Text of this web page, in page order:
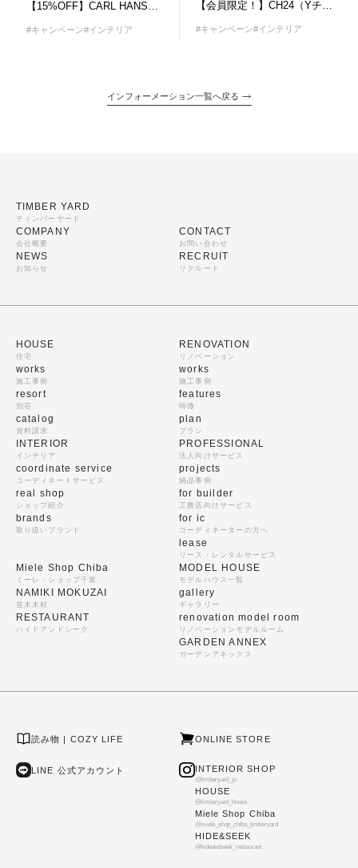
#キャンペーン#インテリア #キャンペーン#インテリア
インフォーメーション一覧へ戻る
TIMBER YARD
ティンバーヤード
COMPANY
会社概要
NEWS
お知らせ
CONTACT
お問い合わせ
RECRUIT
リクルート
HOUSE
住宅
works
施工事例
resort
別荘
catalog
資料請求
RENOVATION
リノベーション
works
施工事例
features
特徴
plan
プラン
INTERIOR
インテリア
coordinate service
コーディネートサービス
real shop
ショップ紹介
brands
取り扱いブランド
PROFESSIONAL
法人向けサービス
projects
納品事例
for builder
工務店向けサービス
for ic
コーディネーターの方へ
lease
リース・レンタルサービス
Miele Shop Chiba
ミーレ・ショップ千葉
NAMIKI MOKUZAI
並木木材
RESTAURANT
ハイドアンドシーク
MODEL HOUSE
モデルハウス一覧
gallery
ギャラリー
renovation model room
リノベーションモデルルーム
GARDEN ANNEX
ガーデンアネックス
読み物 | COZY LIFE ONLINE STORE
LINE 公式アカウント INTERIOR SHOP
@timberyard_jp
HOUSE
@timberyard_house
Miele Shop Chiba
@miele_shop_chiba_timberyard
HIDE&SEEK
@hideandseek_restaurant